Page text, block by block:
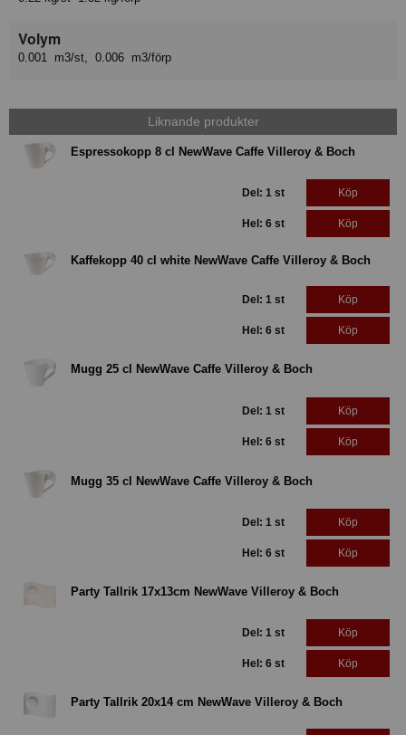
Volym
0.001 m3/st, 0.006 m3/förp
Liknande produkter
Espressokopp 8 cl NewWave Caffe Villeroy & Boch
Del: 1 st Köp
Hel: 6 st Köp
Kaffekopp 40 cl white NewWave Caffe Villeroy & Boch
Del: 1 st Köp
Hel: 6 st Köp
Mugg 25 cl NewWave Caffe Villeroy & Boch
Del: 1 st Köp
Hel: 6 st Köp
Mugg 35 cl NewWave Caffe Villeroy & Boch
Del: 1 st Köp
Hel: 6 st Köp
Party Tallrik 17x13cm NewWave Villeroy & Boch
Del: 1 st Köp
Hel: 6 st Köp
Party Tallrik 20x14 cm NewWave Villeroy & Boch